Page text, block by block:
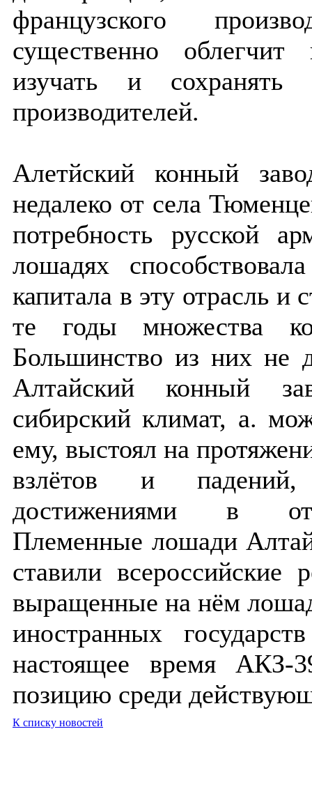
французского
существенно
изучать и сохранять
производителей.
Алетйский конный
недалеко от села
потребность русской
лошадях
капитала в эту отрасль и
те годы множества
Большинство из них не
Алтайский конный
сибирский климат, а.
ему, выстоял на
взлётов и падений,
достижениями в
Племенные лошади
ставили
выращенные на нём
иностранных
настоящее время АКЗ-
позицию среди
К списку новостей